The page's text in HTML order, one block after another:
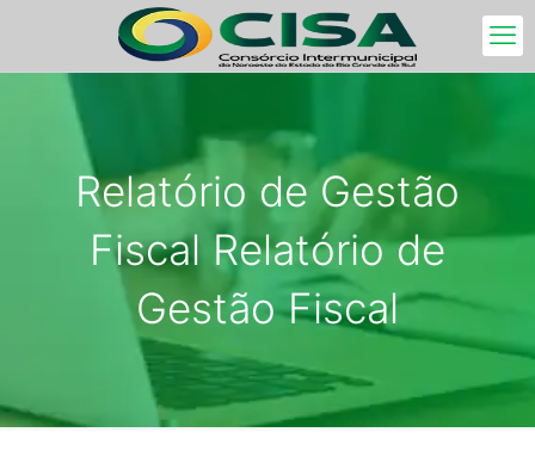
Relatório de Gestão
Fiscal Relatório de
Gestão Fiscal